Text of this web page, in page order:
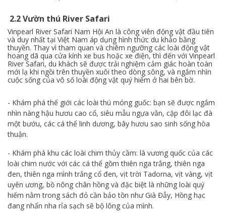
2.2 Vườn thú River Safari
Vinpearl River Safari Nam Hội An là công viên động vật đầu tiên
và duy nhất tại Việt Nam áp dụng hình thức du khảo bằng
thuyền. Thay vì tham quan và chiêm ngưỡng các loài động vật
hoang dã qua cửa kính xe bus hoặc xe điện, thì đến với Vinpearl
River Safari, du khách sẽ được trải nghiệm cảm giác hoàn toàn
mới lạ khi ngồi trên thuyền xuôi theo dòng sông, và ngắm nhìn
cuộc sống của vô số loài động vật quý hiếm ở hai bên bờ.
- Khám phá thế giới các loài thú móng guốc: bạn sẽ được ngắm
nhìn nàng hậu hươu cao cổ, siêu mẫu ngựa vằn, cặp đôi lạc đà
một bướu, các cá thể linh dương, bây hươu sao sinh sống hòa
thuận.
- Khám phá khu các loài chim thủy cầm: là vương quốc của các
loài chim nước với các cá thể gồm thiên nga trắng, thiên nga
đen, thiên nga mình trắng cổ đen, vịt trời Tadorna, vịt vàng, vịt
uyên ương, bồ nông chân hồng và đặc biệt là những loài quý
hiếm nằm trong sách đỏ cần bảo tồn như Già Đẫy, Hồng hạc
đang nhẩn nha rỉa sạch sẽ bộ lông của mình.